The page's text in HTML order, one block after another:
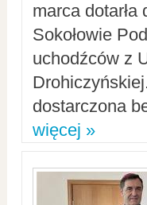
marca
Sokołowie
uchodźców z
dostarczona
więcej »